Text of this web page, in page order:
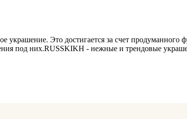
Это достигается за счет продуманного
под них.RUSSKIKH - нежные и трендовые